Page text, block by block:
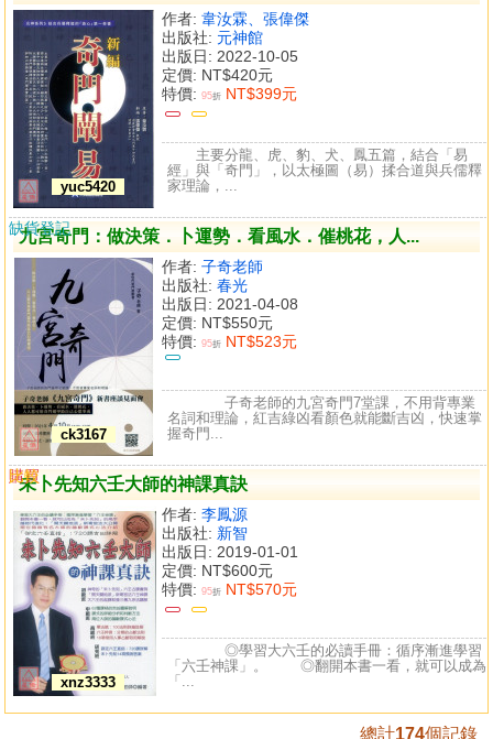
yuc5420
作者: 韋汝霖、張偉傑
出版社: 元神館
出版日: 2022-10-05
定價: NT$420元
特價: 95折 NT$399元
主要分龍、虎、豹、犬、鳳五篇，結合「易
經」與「奇門」，以太極圖（易）揉合道與兵儒釋
家理論，...
九宮奇門：做決策．卜運勢．看風水．催桃花，人...
ck3167
作者: 子奇老師
出版社: 春光
出版日: 2021-04-08
定價: NT$550元
特價: 95折 NT$523元
缺貨登記
子奇老師的九宮奇門7堂課，不用背專業
名詞和理論，紅吉綠凶看顏色就能斷吉凶，快速掌
握奇門...
未卜先知六壬大師的神課真訣
xnz3333
作者: 李鳳源
出版社: 新智
出版日: 2019-01-01
定價: NT$600元
特價: 95折 NT$570元
購買
比較
◎學習大六壬的必讀手冊：循序漸進學習
「六壬神課」。 ◎翻開本書一看，就可以成為
「...
總計174個記錄